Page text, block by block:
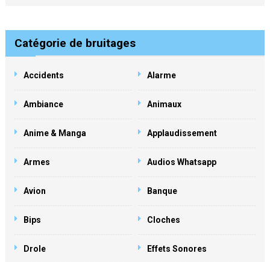
Catégorie de bruitages
Accidents Alarme
Ambiance Animaux
Anime & Manga Applaudissement
Armes Audios Whatsapp
Avion Banque
Bips Cloches
Drole Effets Sonores